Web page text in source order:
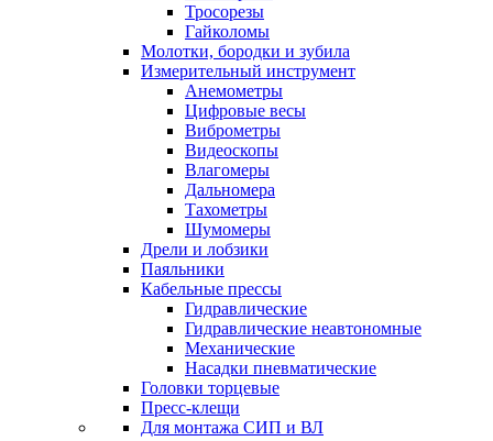
Тросорезы
Гайколомы
Молотки, бородки и зубила
Измерительный инструмент
Анемометры
Цифровые весы
Виброметры
Видеоскопы
Влагомеры
Дальномера
Тахометры
Шумомеры
Дрели и лобзики
Паяльники
Кабельные прессы
Гидравлические
Гидравлические неавтономные
Механические
Насадки пневматические
Головки торцевые
Пресс-клещи
Для монтажа СИП и ВЛ